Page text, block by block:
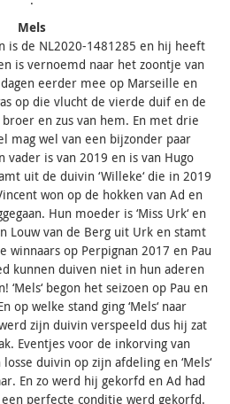
Mels
is de NL2020-1481285 en hij heeft
is vernoemd naar het zoontje van
dagen eerder mee op Marseille en
op die vlucht de vierde duif en de
en zus van hem. En met drie
mag wel van een bijzonder paar
vader is van 2019 en is van Hugo
uit de duivin ‘Willeke‘ die in 2019
won op de hokken van Ad en
Hun moeder is ‘Miss Urk‘ en
Louw van de Berg uit Urk en stamt
op Perpignan 2017 en Pau
kunnen duiven niet in hun aderen
begon het seizoen op Pau en
op welke stand ging ‘Mels‘ naar
zijn duivin verspeeld dus hij zat
Eventjes voor de inkorving van
duivin op zijn afdeling en ‘Mels‘
En zo werd hij gekorfd en Ad had
perfecte conditie werd gekorfd.